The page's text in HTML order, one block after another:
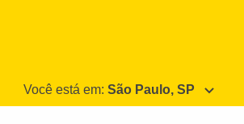
Você está em: São Paulo, SP